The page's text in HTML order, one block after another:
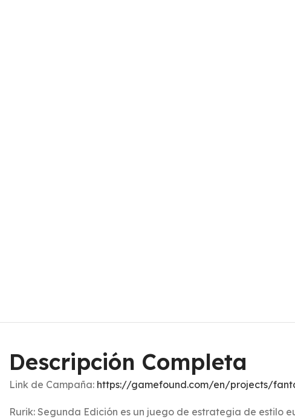
Descripción Completa
Link de Campaña: https://gamefound.com/en/projects/
Rurik: Segunda Edición es un juego de estrategia de estilo